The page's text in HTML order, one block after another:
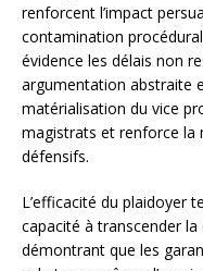
renforcent l’impact
contamination
évidence les délais non
argumentation abstraite
matérialisation du vice
magistrats et renforce la
défensifs.
L’efficacité du plaidoyer
capacité à transcender
démontrant que les